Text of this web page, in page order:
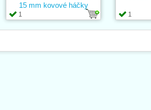
1
15 mm kovové háčky
1